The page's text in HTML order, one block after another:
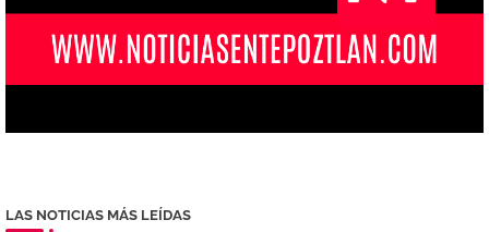
LAS NOTICIAS MÁS LEÍDAS